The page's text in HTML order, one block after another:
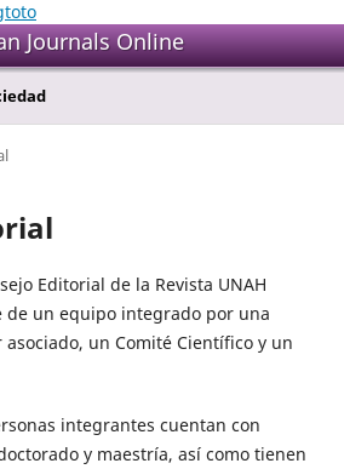
Journals Online
Editorial de la Revista UNAH
de un equipo integrado por una
un Comité Científico y un
integrantes cuentan con
y maestría, así como tienen